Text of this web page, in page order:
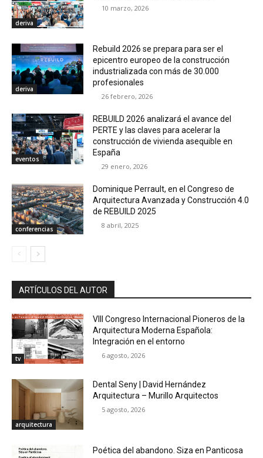
deriva
10 marzo, 2026
deriva
Rebuild 2026 se prepara para ser el
epicentro europeo de la construcción
industrializada con más de 30.000
profesionales
26 febrero, 2026
eventos
REBUILD 2026 analizará el avance del
PERTE y las claves para acelerar la
construcción de vivienda asequible en
España
29 enero, 2026
conferencias
Dominique Perrault, en el Congreso de
Arquitectura Avanzada y Construcción 4.0
de REBUILD 2025
8 abril, 2025
ARTÍCULOS DEL AUTOR
tv
VIII Congreso Internacional Pioneros de la
Arquitectura Moderna Española:
Integración en el entorno
6 agosto, 2026
arquitectura
Dental Seny | David Hernández
Arquitectura – Murillo Arquitectos
5 agosto, 2026
Poética del abandono. Siza en Panticosa